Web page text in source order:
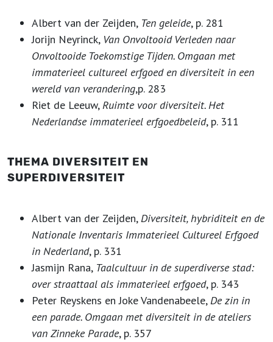
Albert van der Zeijden, Ten geleide, p. 281
Jorijn Neyrinck, Van Onvoltooid Verleden naar
Onvoltooide Toekomstige Tijden. Omgaan met
immaterieel cultureel erfgoed en diversiteit in een
wereld van verandering,p. 283
Riet de Leeuw,Ruimte voor diversiteit. Het
Nederlandse immaterieel erfgoedbeleid, p. 311
THEMA DIVERSITEIT EN
SUPERDIVERSITEIT
Albert van der Zeijden,Diversiteit, hybriditeit en de
Nationale Inventaris Immaterieel Cultureel Erfgoed
in Nederland, p. 331
Jasmijn Rana, Taalcultuur in de superdiverse stad:
over straattaal als immaterieel erfgoed, p. 343
Peter Reyskens en Joke Vandenabeele,De zin in
een parade. Omgaan met diversiteit in de ateliers
van Zinneke Parade, p. 357